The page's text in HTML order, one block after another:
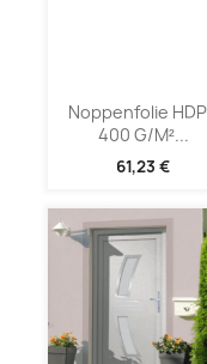
Noppenfolie
400 G/m²...
61,23 €